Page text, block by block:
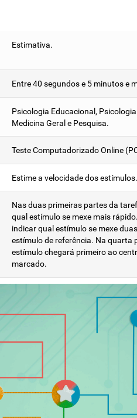
Estimativa.
Entre 40 segundos e 5 minutos e
Psicologia Educacional,
Medicina Geral e Pesquisa.
Teste Computadorizado Online
Estime a velocidade dos estímulos.
Nas duas primeiras partes da
qual estímulo se mexe mais
indicar qual estímulo se mexe
estímulo de referência. Na quarta
estímulo chegará primeiro ao
marcado.